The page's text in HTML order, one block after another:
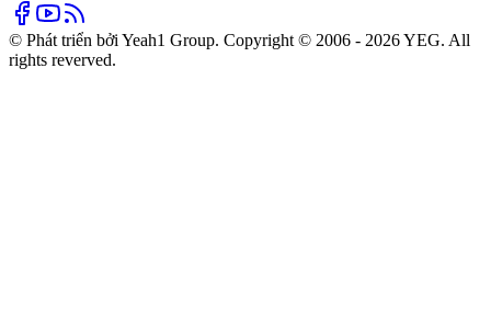
© Phát triển bởi Yeah1 Group. Copyright © 2006 - 2026 YEG. All
rights reverved.